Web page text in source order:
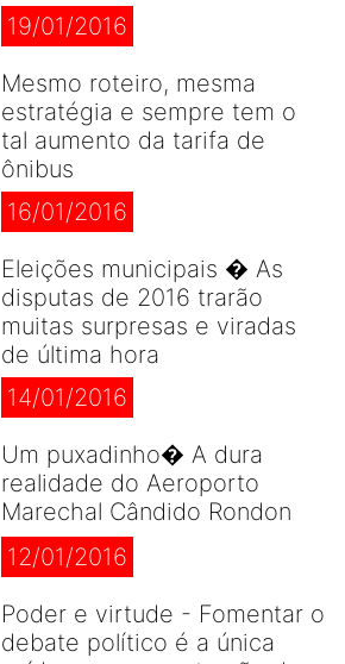
19/01/2016
Mesmo roteiro, mesma
estratégia e sempre tem o
tal aumento da tarifa de
ônibus
16/01/2016
Eleições municipais � As
disputas de 2016 trarão
muitas surpresas e viradas
de última hora
14/01/2016
Um puxadinho� A dura
realidade do Aeroporto
Marechal Cândido Rondon
12/01/2016
Poder e virtude - Fomentar o
debate político é a única